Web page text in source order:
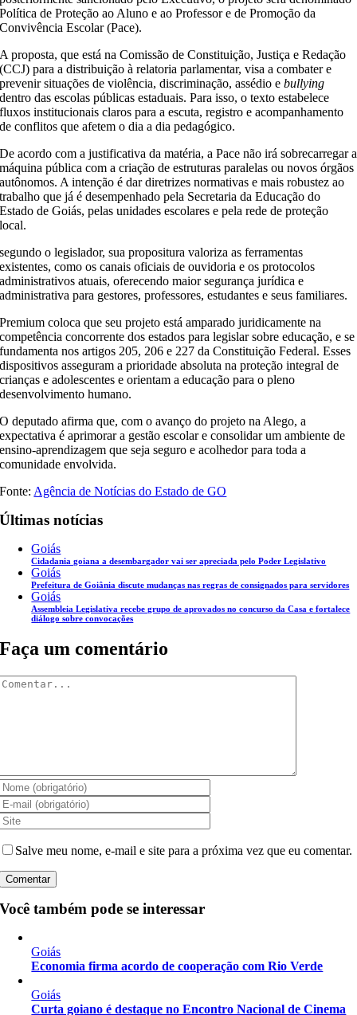
Política de Proteção ao Aluno e ao Professor e de Promoção da
Convivência Escolar (Pace).
A proposta, que está na Comissão de Constituição, Justiça e Redação
(CCJ) para a distribuição à relatoria parlamentar, visa a combater e
prevenir situações de violência, discriminação, assédio ebullying
dentro das escolas públicas estaduais. Para isso, o texto estabelece
fluxos institucionais claros para a escuta, registro e acompanhamento
de conflitos que afetem o dia a dia pedagógico.
De acordo com a justificativa da matéria, a Pace não irá sobrecarregar a
máquina pública com a criação de estruturas paralelas ou novos órgãos
autônomos. A intenção é dar diretrizes normativas e mais robustez ao
trabalho que já é desempenhado pela Secretaria da Educação do
Estado de Goiás, pelas unidades escolares e pela rede de proteção
local.
segundo o legislador, sua propositura valoriza as ferramentas
existentes, como os canais oficiais de ouvidoria e os protocolos
administrativos atuais, oferecendo maior segurança jurídica e
administrativa para gestores, professores, estudantes e seus familiares.
Premium coloca que seu projeto está amparado juridicamente na
competência concorrente dos estados para legislar sobre educação, e se
fundamenta nos artigos 205, 206 e 227 da Constituição Federal. Esses
dispositivos asseguram a prioridade absoluta na proteção integral de
crianças e adolescentes e orientam a educação para o pleno
desenvolvimento humano.
O deputado afirma que, com o avanço do projeto na Alego, a
expectativa é aprimorar a gestão escolar e consolidar um ambiente de
ensino-aprendizagem que seja seguro e acolhedor para toda a
comunidade envolvida.
Fonte: Agência de Notícias do Estado de GO
Últimas notícias
Goiás
Cidadania goiana a desembargador vai ser apreciada pelo Poder Legislativo
Goiás
Prefeitura de Goiânia discute mudanças nas regras de consignados para servidores
Goiás
Assembleia Legislativa recebe grupo de aprovados no concurso da Casa e fortalece
diálogo sobre convocações
Faça um comentário
Salve meu nome, e-mail e site para a próxima vez que eu comentar.
Você também pode se interessar
Goiás
Economia firma acordo de cooperação com Rio Verde
Goiás
Curta goiano é destaque no Encontro Nacional de Cinema